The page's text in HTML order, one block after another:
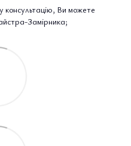
консультацію, Ви можете
Замірника;